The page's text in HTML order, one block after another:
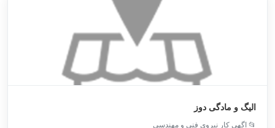
الیگ و مادگی دوز
📂 اگهی کار نیروی فنی و مهندسی